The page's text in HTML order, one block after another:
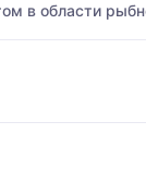
в области